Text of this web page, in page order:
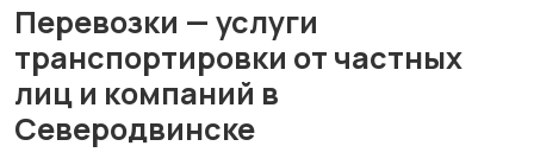
Перевозки — услуги
транспортировки от частных
лиц и компаний в
Северодвинске